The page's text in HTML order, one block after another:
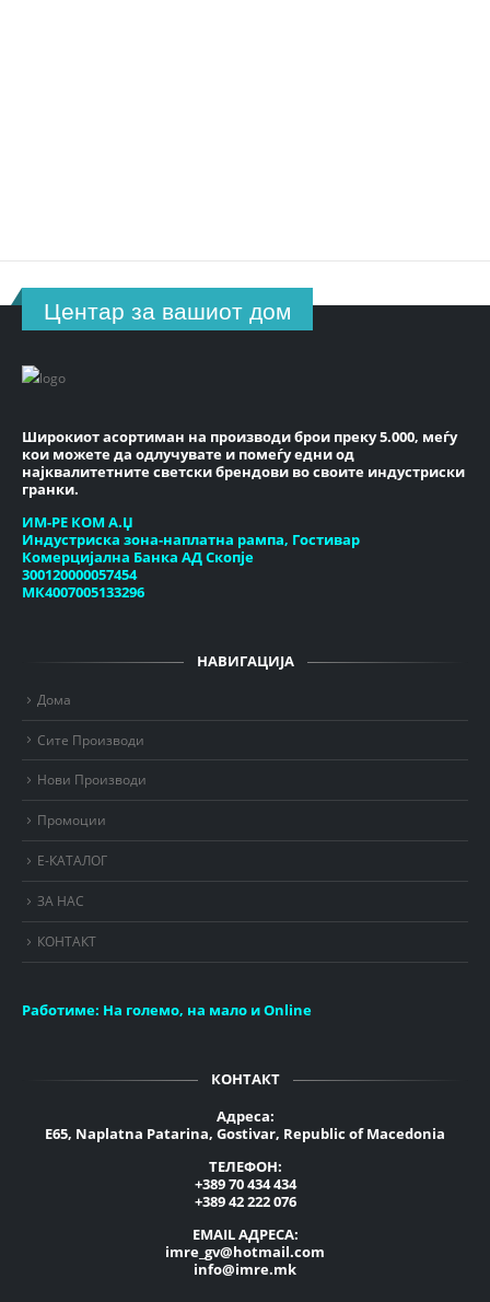
Центар за вашиот дом
Широкиот асортиман на производи брои преку 5.000, меѓу
кои можете да одлучувате и помеѓу едни од
најквалитетните светски брендови во своите индустриски
гранки.
ИМ-РЕ КОМ А.Џ
Индустриска зона-наплатна рампа, Гостивар
Комерцијална Банка АД Скопје
300120000057454
МК4007005133296
НАВИГАЦИЈА
Дома
Сите Производи
Нови Производи
Промоции
Е-КАТАЛОГ
ЗА НАС
КОНТАКТ
Работиме: На големо, на мало и Online
КОНТАКТ
Адреса:
E65, Naplatna Patarina, Gostivar, Republic of Macedonia
ТЕЛЕФОН:
+389 70 434 434
+389 42 222 076
EMAIL АДРЕСА:
imre_gv@hotmail.com
info@imre.mk